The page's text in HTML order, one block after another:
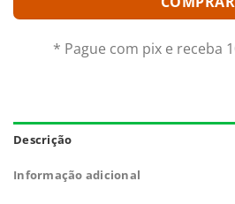
* Pague com pix e receba
Descrição
Informação adicional